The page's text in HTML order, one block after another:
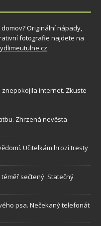
Originální nápady,
fotografie najdete na
.
internet. Zkuste
Zhrzená nevěsta
Učitelkám hrozí tresty
sečtený. Statečný
psa. Nečekaný telefonát